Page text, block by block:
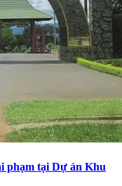
phạm tại Dự án Khu